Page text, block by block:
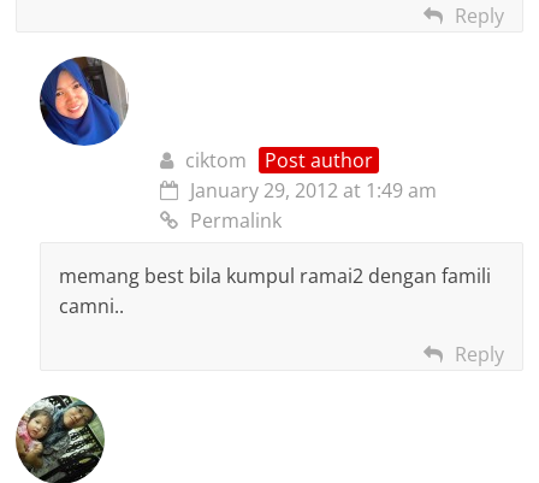
Reply
ciktom
Post author
January 29, 2012 at 1:49 am
Permalink
memang best bila kumpul ramai2 dengan famili
camni..
Reply